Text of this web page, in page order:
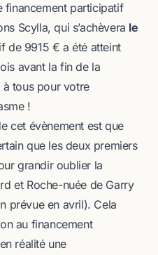
financement participatif
Scylla, qui s’achèvera le
de 9915 € a été atteint
avant la fin de la
tous pour votre
!
cet évènement est que
que les deux premiers
grandir oublier la
et Roche-nuée de Garry
prévue en avril). Cela
au financement
réalité une